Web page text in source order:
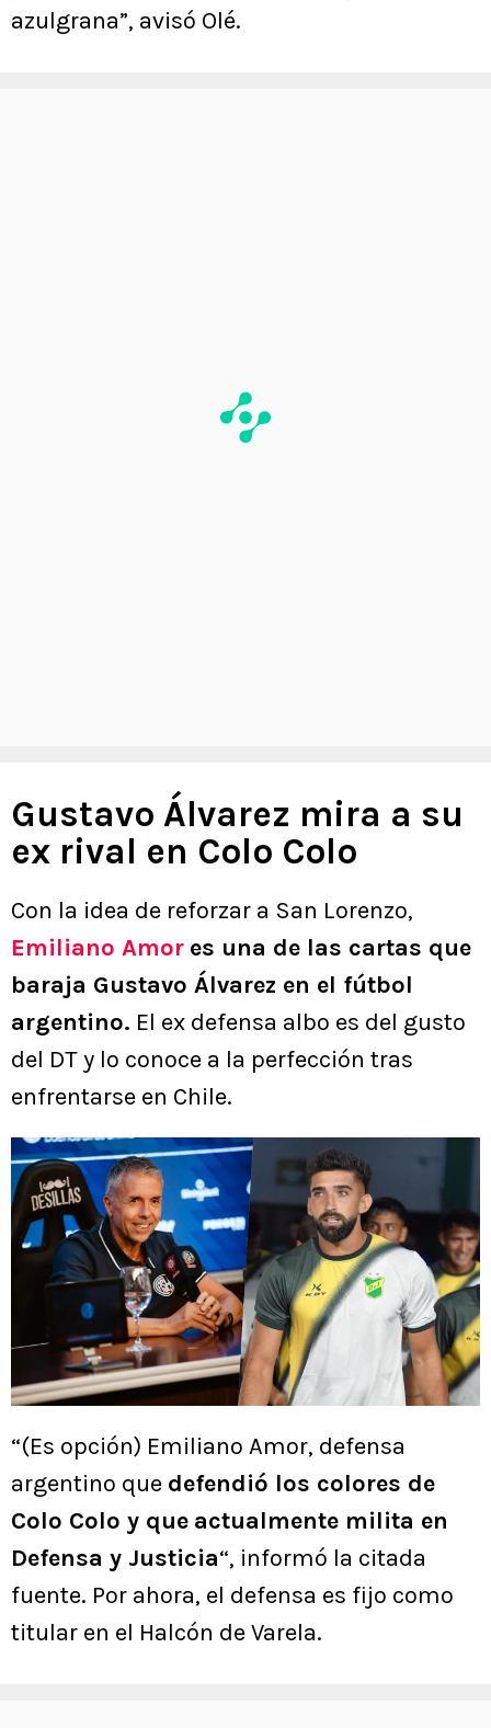
azulgrana”, avisó Olé.
Gustavo Álvarez mira a su
ex rival en Colo Colo
Con la idea de reforzar a San Lorenzo,
Emiliano Amor es una de las cartas que
baraja Gustavo Álvarez en el fútbol
argentino. El ex defensa albo es del gusto
del DT y lo conoce a la perfección tras
enfrentarse en Chile.
“(Es opción) Emiliano Amor, defensa
argentino que defendió los colores de
Colo Colo y que actualmente milita en
Defensa y Justicia“, informó la citada
fuente. Por ahora, el defensa es fijo como
titular en el Halcón de Varela.